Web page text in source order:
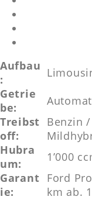
Aufbau
:
Getrie
be:
Automat
Treibst
off:
Benzin /
Hubra
um:
1’000
Garant
ie:
Ford
km ab.